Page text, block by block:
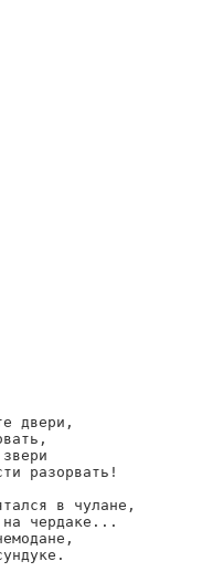
двери,
разорвать!
в чулане,
чердаке...